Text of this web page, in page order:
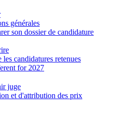
générales
son dossier de candidature
candidatures retenues
for 2027
juge
et d'attribution des prix